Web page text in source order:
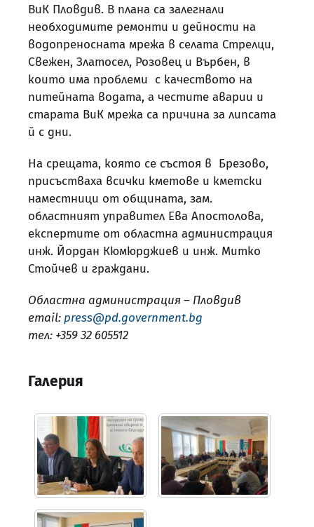
ВиК Пловдив. В плана са залегнали
необходимите ремонти и дейности на
водопреносната мрежа в селата Стрелци,
Свежен, Златосел, Розовец и Върбен, в
които има проблеми с качеството на
питейната водата, а честите аварии и
старата ВиК мрежа са причина за липсата
й с дни.
На срещата, която се състоя в Брезово,
присъстваха всички кметове и кметски
наместници от общината, зам.
областният управител Ева Апостолова,
експертите от областна администрация
инж. Йордан Кюмюрджиев и инж. Митко
Стойчев и граждани.
Областна администрация – Пловдив
email: press@pd.government.bg
тел: +359 32 605512
Галерия